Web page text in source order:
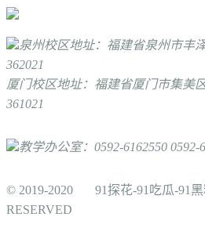
泉州校区地址：福建省泉州市丰
362021
厦门校区地址：福建省厦门市集美
361021
教学办公室：0592-6162550 0592-
© 2019-2020 91探花-91吃瓜-91黑
RESERVED